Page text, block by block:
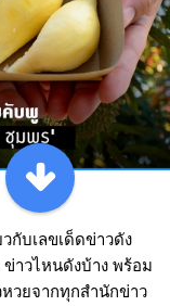
กับเลขเด็ดข่าวดัง
าวไหนดังบ้าง พร้อม
หวยจากทุกสำนักข่าว